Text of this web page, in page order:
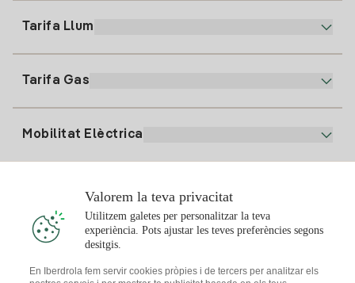
91 919 52 73
clientes@tuiberdrola.es
Alta Gas
Tarifa Llum
Tarifa Gas
Mobilitat Elèctrica
Punts de Recàrrega
T'interessa
Valorem la teva privacitat
Utilitzem galetes per personalitzar la teva
experiència. Pots ajustar les teves preferències segons
desitgis.
En Iberdrola fem servir cookies pròpies i de tercers per analitzar els